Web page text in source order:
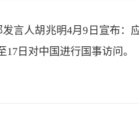
言人胡兆明4月9日宣布
17日对中国进行国事访问。